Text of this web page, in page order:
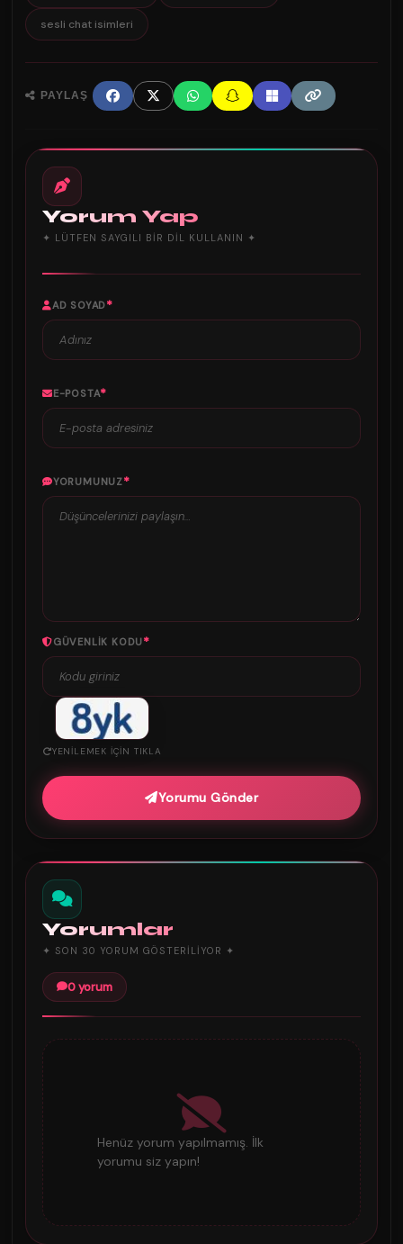
sesli chat isimleri
PAYLAŞ
Yorum Yap
✦ LÜTFEN SAYGILI BIR DIL KULLANIN ✦
AD SOYAD*
E-POSTA*
YORUMUNUZ*
GÜVENLIK KODU*
YENILEMEK IÇIN TIKLA
Yorumu Gönder
Yorumlar
✦ SON 30 YORUM GÖSTERILIYOR ✦
0 yorum
Henüz yorum yapılmamış. İlk
yorumu siz yapın!